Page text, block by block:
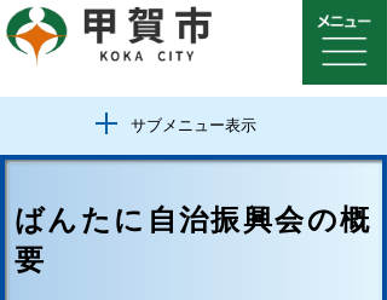
サブメニュー表示
ばんたに自治振興会の概
要